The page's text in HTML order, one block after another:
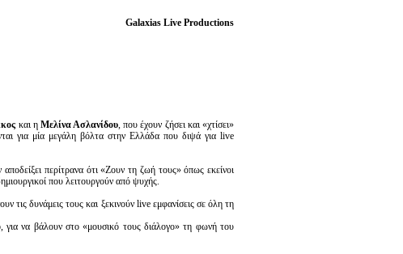
Galaxias Live Productions
και η Μελίνα Ασλανίδου, που έχουν ζήσει και «χτίσει»
για μία μεγάλη βόλτα στην Ελλάδα που διψά για live
περίτρανα ότι «Ζουν τη ζωή τους» όπως εκείνοι
που λειτουργούν από ψυχής.
τις δυνάμεις τους και ξεκινούν live εμφανίσεις σε όλη τη
για να βάλουν στο «μουσικό τους διάλογο» τη φωνή του